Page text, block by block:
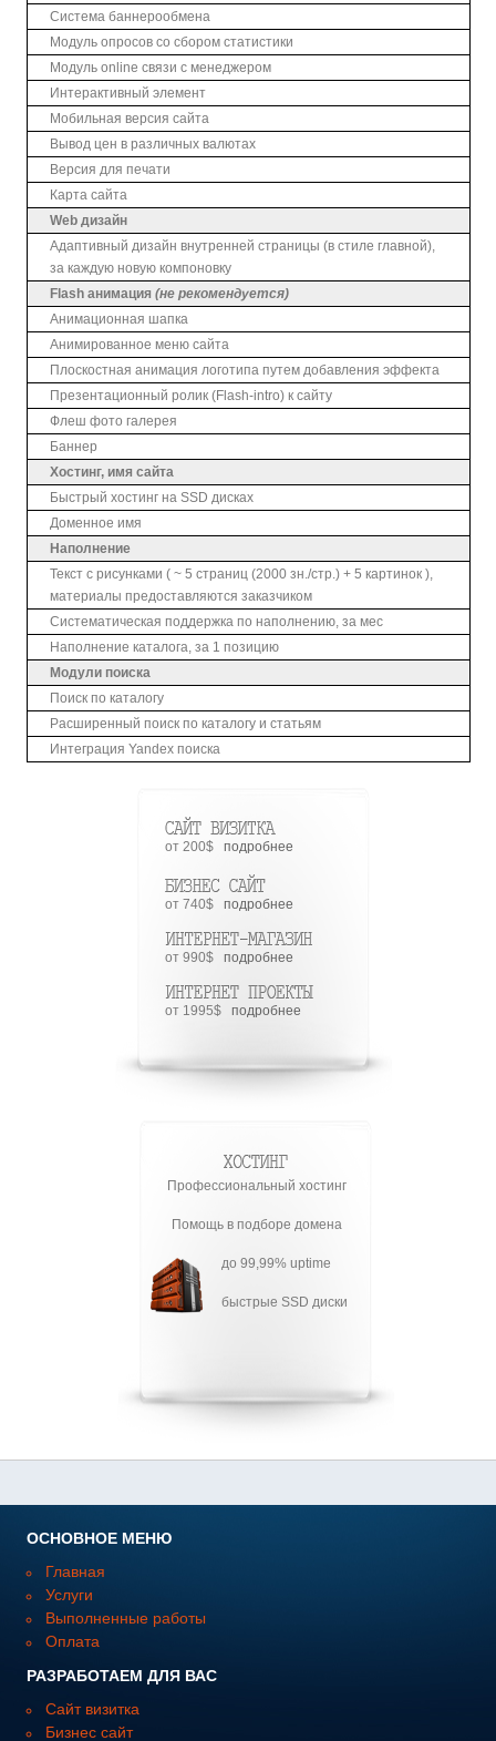
Система баннерообмена
Модуль опросов со сбором статистики
Модуль online связи с менеджером
Интерактивный элемент
Мобильная версия сайта
Вывод цен в различных валютах
Версия для печати
Карта сайта
Web дизайн
Адаптивный дизайн внутренней страницы (в стиле главной),
за каждую новую компоновку
Flash анимация (не рекомендуется)
Анимационная шапка
Анимированное меню сайта
Плоскостная анимация логотипа путем добавления эффекта
Презентационный ролик (Flash-intro) к сайту
Флеш фото галерея
Баннер
Хостинг, имя сайта
Быстрый хостинг на SSD дисках
Доменное имя
Наполнение
Текст с рисунками ( ~ 5 страниц (2000 зн./стр.) + 5 картинок ),
материалы предоставляются заказчиком
Систематическая поддержка по наполнению, за мес
Наполнение каталога, за 1 позицию
Модули поиска
Поиск по каталогу
Расширенный поиск по каталогу и статьям
Интеграция Yandex поиска
от 200$ подробнее
от 740$ подробнее
от 990$ подробнее
от 1995$ подробнее
Профессиональный хостинг
Помощь в подборе домена
до 99,99% uptime
быстрые SSD диски
ОСНОВНОЕ МЕНЮ
Главная
Услуги
Выполненные работы
Оплата
РАЗРАБОТАЕМ ДЛЯ ВАС
Сайт визитка
Бизнес сайт